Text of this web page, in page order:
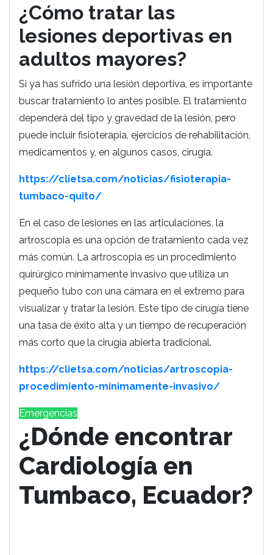
¿Cómo tratar las
lesiones deportivas en
adultos mayores?
Si ya has sufrido una lesión deportiva, es importante
buscar tratamiento lo antes posible. El tratamiento
dependerá del tipo y gravedad de la lesión, pero
puede incluir fisioterapia, ejercicios de rehabilitación,
medicamentos y, en algunos casos, cirugía.
https://clietsa.com/noticias/fisioterapia-
tumbaco-quito/
En el caso de lesiones en las articulaciones, la
artroscopia es una opción de tratamiento cada vez
más común. La artroscopia es un procedimiento
quirúrgico mínimamente invasivo que utiliza un
pequeño tubo con una cámara en el extremo para
visualizar y tratar la lesión. Este tipo de cirugía tiene
una tasa de éxito alta y un tiempo de recuperación
más corto que la cirugía abierta tradicional.
https://clietsa.com/noticias/artroscopia-
procedimiento-minimamente-invasivo/
Emergencias
¿Dónde encontrar
Cardiología en
Tumbaco, Ecuador?